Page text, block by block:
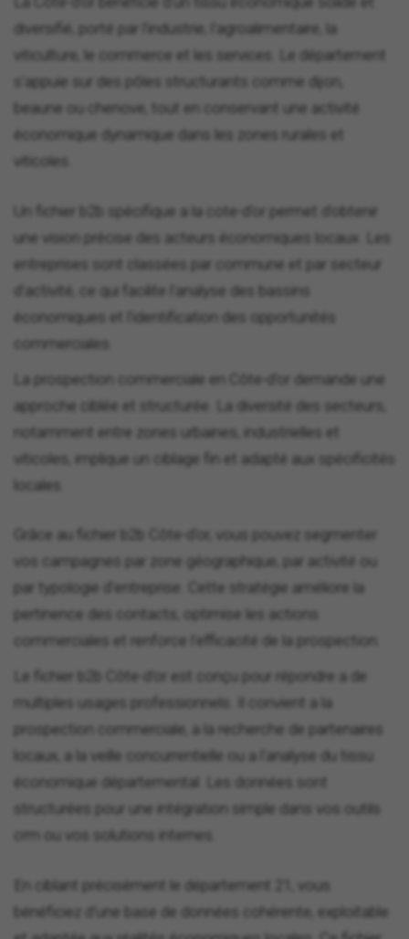
diversifié, porté par l'industrie, l'agroalimentaire, la
viticulture, le commerce et les services. Le département
s'appuie sur des pôles structurants comme dijon,
beaune ou chenove, tout en conservant une activité
économique dynamique dans les zones rurales et
viticoles.
Un fichier b2b spécifique a la cote-d'or permet d'obtenir
une vision précise des acteurs économiques locaux. Les
entreprises sont classées par commune et par secteur
d'activité, ce qui facilite l'analyse des bassins
économiques et l'identification des opportunités
commerciales.
La prospection commerciale en Côte-d'or demande une
approche ciblée et structurée. La diversité des secteurs,
notamment entre zones urbaines, industrielles et
viticoles, implique un ciblage fin et adapté aux spécificités
locales.
Grâce au fichier b2b Côte-d'or, vous pouvez segmenter
vos campagnes par zone géographique, par activité ou
par typologie d'entreprise. Cette stratégie améliore la
pertinence des contacts, optimise les actions
commerciales et renforce l'efficacité de la prospection.
Le fichier b2b Côte-d'or est conçu pour répondre a de
multiples usages professionnels. Il convient a la
prospection commerciale, a la recherche de partenaires
locaux, a la veille concurrentielle ou a l'analyse du tissu
économique départemental. Les données sont
structurées pour une intégration simple dans vos outils
crm ou vos solutions internes.
En ciblant précisément le département 21, vous
bénéficiez d'une base de données cohérente, exploitable